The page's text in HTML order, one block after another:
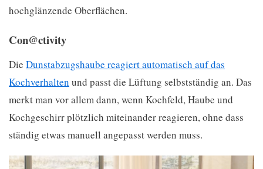
hochglänzende Oberflächen.
Con@ctivity
Die Dunstabzugshaube reagiert automatisch auf das
Kochverhalten und passt die Lüftung selbstständig an. Das
merkt man vor allem dann, wenn Kochfeld, Haube und
Kochgeschirr plötzlich miteinander reagieren, ohne dass
ständig etwas manuell angepasst werden muss.